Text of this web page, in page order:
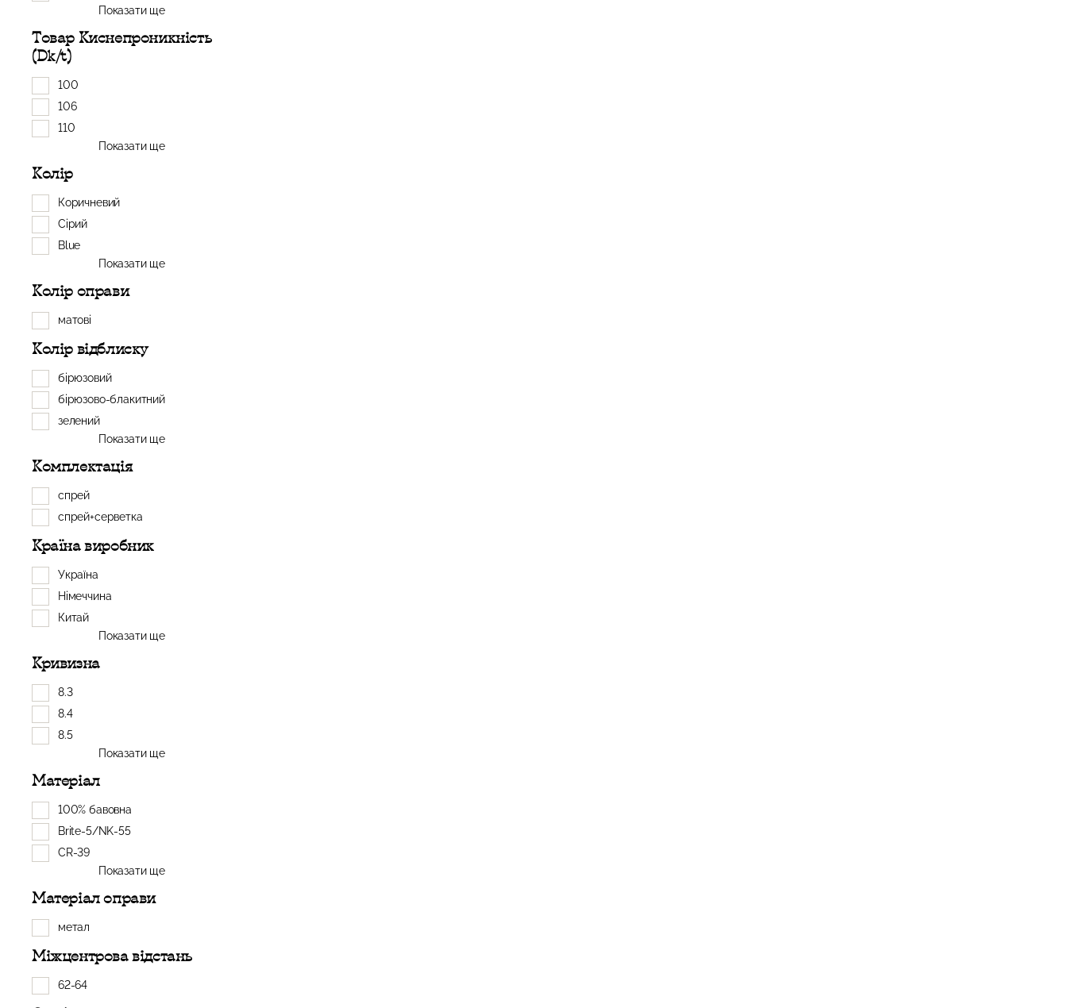
Показати ще
Товар Киснепроникність
(Dk/t)
100
106
110
Показати ще
Колір
Коричневий
Сірий
Blue
Показати ще
Колір оправи
матові
Колір відблиску
бірюзовий
бірюзово-блакитний
зелений
Показати ще
Комплектація
спрей
спрей+серветка
Країна виробник
Україна
Німеччина
Китай
Показати ще
Кривизна
8.3
8.4
8.5
Показати ще
Матеріал
100% бавовна
Brite-5/NK-55
CR-39
Показати ще
Матеріал оправи
метал
Міжцентрова відстань
62-64